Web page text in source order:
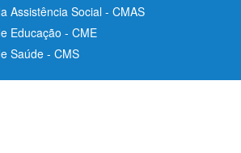
Assistência Social - CMAS
Educação - CME
Saúde - CMS